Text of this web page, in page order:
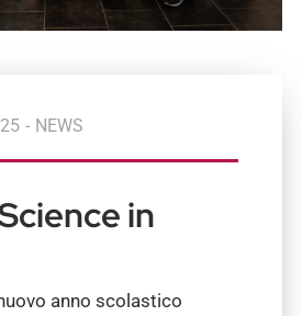
- NEWS
in
anno scolastico